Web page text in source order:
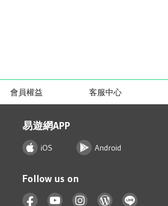
會員權益 客服中心
易遊網APP
iOS Android
Follow us on